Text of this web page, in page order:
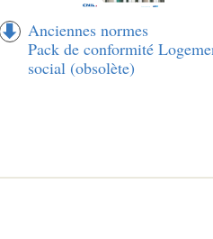
Anciennes normes
Pack de conformité
social (obsolète)